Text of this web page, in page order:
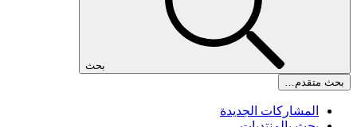
بحث
بحث متقدم…
المشاركات الجديدة